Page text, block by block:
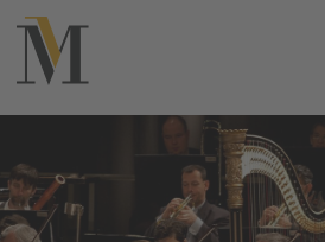
Zum Hauptinhalt springen